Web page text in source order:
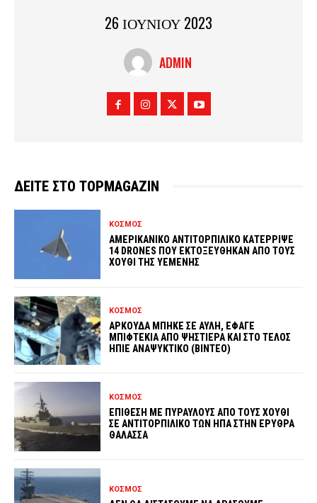
26 ΙΟΥΝΙΟΥ 2023
ADMIN
ΔΕΙΤΕ ΣΤΟ TOPMAGAZIN
ΚΟΣΜΟΣ
ΑΜΕΡΙΚΑΝΙΚΟ ΑΝΤΙΤΟΡΠΙΛΙΚΟ ΚΑΤΕΡΡΙΨΕ
14 DRONES ΠΟΥ ΕΚΤΟΞΕΥΘΗΚΑΝ ΑΠΟ ΤΟΥΣ
ΧΟΥΘΙ ΤΗΣ ΥΕΜΕΝΗΣ
ΚΟΣΜΟΣ
ΑΡΚΟΥΔΑ ΜΠΗΚΕ ΣΕ ΑΥΛΗ, ΕΦΑΓΕ
ΜΠΙΦΤΕΚΙΑ ΑΠΟ ΨΗΣΤΙΕΡΑ ΚΑΙ ΣΤΟ ΤΕΛΟΣ
ΗΠΙΕ ΑΝΑΨΥΚΤΙΚΟ (ΒΙΝΤΕΟ)
ΚΟΣΜΟΣ
ΕΠΙΘΕΣΗ ΜΕ ΠΥΡΑΥΛΟΥΣ ΑΠΟ ΤΟΥΣ ΧΟΥΘΙ
ΣΕ ΑΝΤΙΤΟΡΠΙΛΙΚΟ ΤΩΝ ΗΠΑ ΣΤΗΝ ΕΡΥΘΡΑ
ΘΑΛΑΣΣΑ
ΚΟΣΜΟΣ